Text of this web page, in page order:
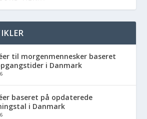
til morgenmennesker baseret
i Danmark
baseret på opdaterede
i Danmark